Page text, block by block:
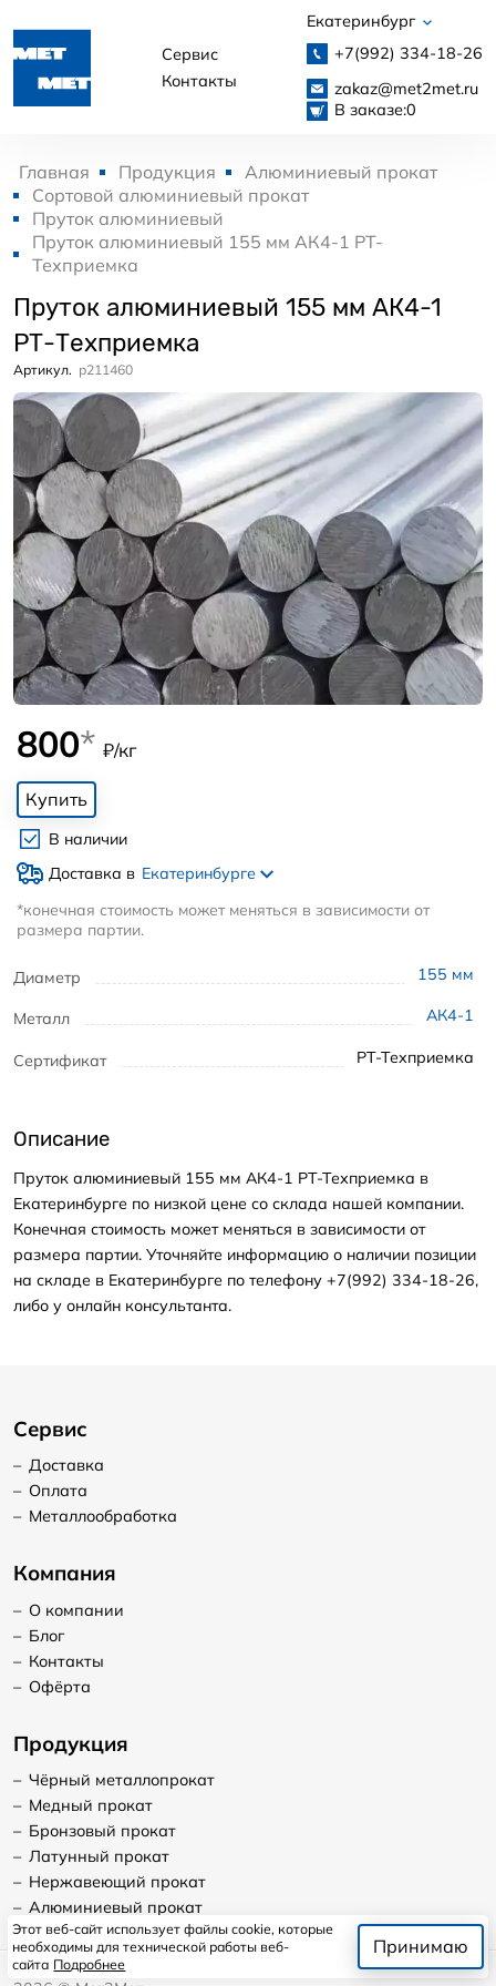
Сервис
Контакты
Екатеринбург
+7(992) 334-18-26
zakaz@met2met.ru
В заказе:0
Главная Продукция
Алюминиевый прокат
Сортовой алюминиевый прокат
Пруток алюминиевый
Пруток алюминиевый 155 мм АК4-1 РТ-
Техприемка
Пруток алюминиевый 155 мм АК4-1
РТ-Техприемка
Артикул. p211460
Диаметр 155 мм
Металл АК4-1
Сертификат РТ-Техприемка
800* ₽/кг
Купить
В наличии
Доставка в Екатеринбурге
*конечная стоимость может меняться в зависимости от
размера партии.
Описание
Пруток алюминиевый 155 мм АК4-1 РТ-Техприемка в
Екатеринбурге по низкой цене со склада нашей компании.
Конечная стоимость может меняться в зависимости от
размера партии. Уточняйте информацию о наличии позиции
на складе в Екатеринбурге по телефону +7(992) 334-18-26,
либо у онлайн консультанта.
Сервис
– Доставка
– Оплата
– Металлообработка
Компания
– О компании
– Блог
– Контакты
– Офёрта
Продукция
– Чёрный металлопрокат
– Медный прокат
– Бронзовый прокат
– Латунный прокат
– Нержавеющий прокат
– Алюминиевый прокат
Этот веб-сайт использует файлы cookie, которые
необходимы для технической работы веб-
сайта Подробнее
Принимаю